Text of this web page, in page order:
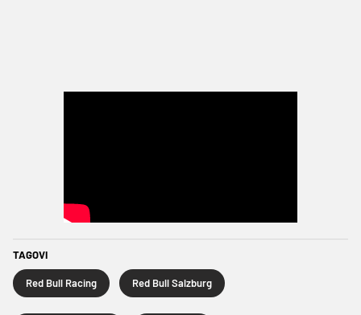
TAGOVI
Red Bull Racing Red Bull Salzburg